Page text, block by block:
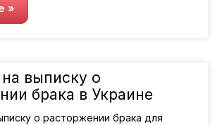
»
выписку о
брака в Украине
о расторжении брака для